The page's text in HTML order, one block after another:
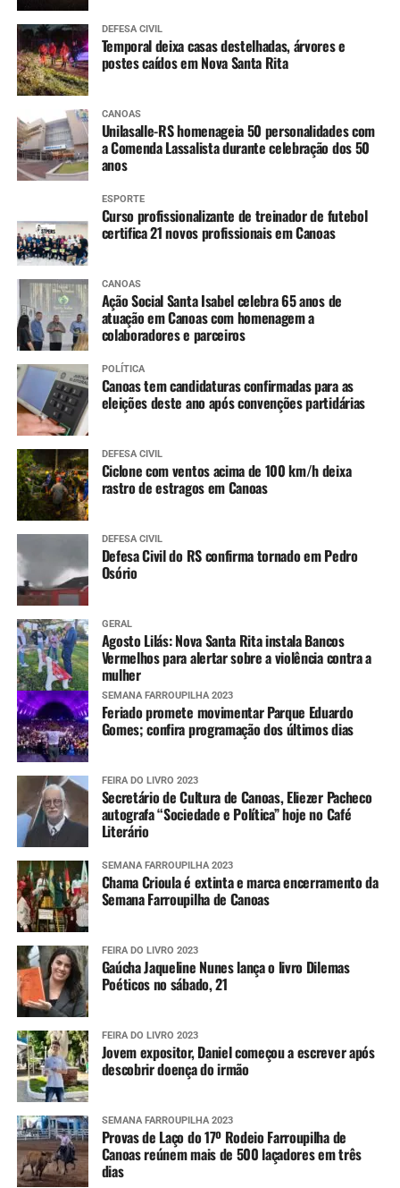
DEFESA CIVIL
Temporal deixa casas destelhadas, árvores e
postes caídos em Nova Santa Rita
CANOAS
Unilasalle-RS homenageia 50 personalidades com
a Comenda Lassalista durante celebração dos 50
anos
ESPORTE
Curso profissionalizante de treinador de futebol
certifica 21 novos profissionais em Canoas
CANOAS
Ação Social Santa Isabel celebra 65 anos de
atuação em Canoas com homenagem a
colaboradores e parceiros
POLÍTICA
Canoas tem candidaturas confirmadas para as
eleições deste ano após convenções partidárias
DEFESA CIVIL
Ciclone com ventos acima de 100 km/h deixa
rastro de estragos em Canoas
DEFESA CIVIL
Defesa Civil do RS confirma tornado em Pedro
Osório
GERAL
Agosto Lilás: Nova Santa Rita instala Bancos
Vermelhos para alertar sobre a violência contra a
mulher
SEMANA FARROUPILHA 2023
Feriado promete movimentar Parque Eduardo
Gomes; confira programação dos últimos dias
FEIRA DO LIVRO 2023
Secretário de Cultura de Canoas, Eliezer Pacheco
autografa “Sociedade e Política” hoje no Café
Literário
SEMANA FARROUPILHA 2023
Chama Crioula é extinta e marca encerramento da
Semana Farroupilha de Canoas
FEIRA DO LIVRO 2023
Gaúcha Jaqueline Nunes lança o livro Dilemas
Poéticos no sábado, 21
FEIRA DO LIVRO 2023
Jovem expositor, Daniel começou a escrever após
descobrir doença do irmão
SEMANA FARROUPILHA 2023
Provas de Laço do 17º Rodeio Farroupilha de
Canoas reúnem mais de 500 laçadores em três
dias